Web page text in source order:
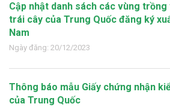
Cập nhật danh sách các vùng
trái cây của Trung Quốc đăng ký
Nam
Ngày đăng: 20/12/2023
Thông báo mẫu Giấy chứng nhận
của Trung Quốc